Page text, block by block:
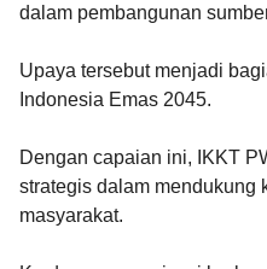
dalam pembangunan
Upaya tersebut menjadi
Indonesia Emas 2045.
Dengan capaian ini, IKKT
strategis dalam mendukung
masyarakat.